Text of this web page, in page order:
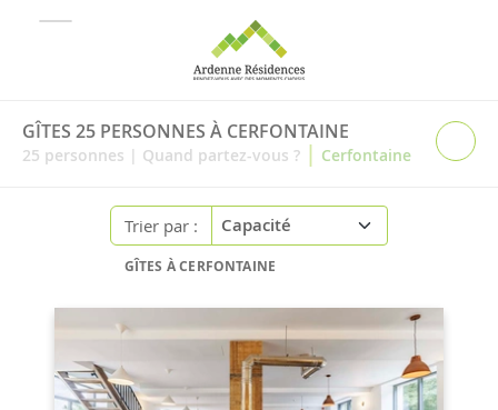
GÎTES 25 PERSONNES À CERFONTAINE
25 personnes | Quand partez-vous ? | Cerfontaine
Trier par :
GÎTES À CERFONTAINE